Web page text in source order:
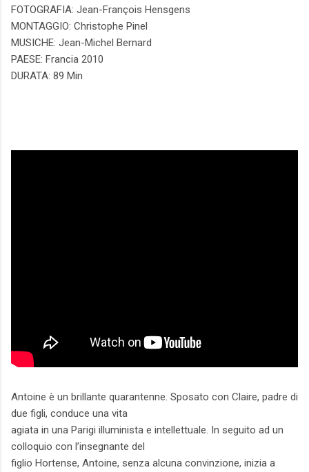
FOTOGRAFIA: Jean-François Hensgens
MONTAGGIO: Christophe Pinel
MUSICHE: Jean-Michel Bernard
PAESE: Francia 2010
DURATA: 89 Min
Antoine è un brillante quarantenne. Sposato con Claire, padre di
due figli, conduce una vita
agiata in una Parigi illuminista e intellettuale. In seguito ad un
colloquio con l’insegnante del
figlio Hortense, Antoine, senza alcuna convinzione, inizia a